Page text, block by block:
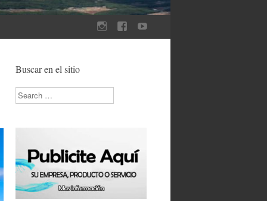
Buscar en el sitio
Search